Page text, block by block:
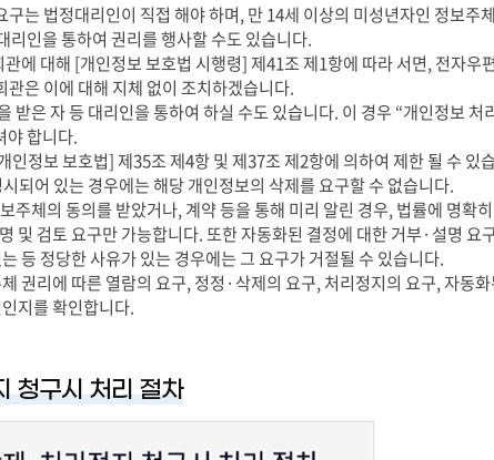
는 법정대리인이 직접 해야 하며, 만 14세 이상의 미성년자인 정보주
인을 통하여 권리를 행사할 수도 있습니다.
에 대해 [개인정보 보호법 시행령] 제41조 제1항에 따라 서면, 전자우
은 이에 대해 지체 없이 조치하겠습니다.
은 자 등 대리인을 통하여 하실 수도 있습니다. 이 경우 “개인정보 처
야 합니다.
정보 보호법] 제35조 제4항 및 제37조 제2항에 의하여 제한 될 수 있
되어 있는 경우에는 해당 개인정보의 삭제를 요구할 수 없습니다.
체의 동의를 받았거나, 계약 등을 통해 미리 알린 경우, 법률에 명확
및 검토 요구만 가능합니다. 또한 자동화된 결정에 대한 거부·설명 요
등 정당한 사유가 있는 경우에는 그 요구가 거절될 수 있습니다.
권리에 따른 열람의 요구, 정정·삭제의 요구, 처리정지의 요구, 자동
지를 확인합니다.
청구시 처리 절차